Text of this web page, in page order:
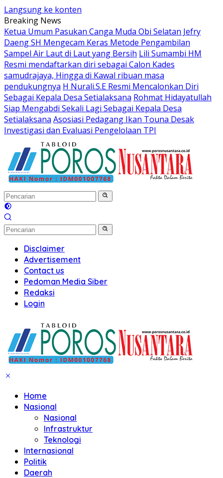
Langsung ke konten
Breaking News
Ketua Umum Pasukan Canga Muda Obi Selatan Jefry
Daeng SH Mengecam Keras Metode Pengambilan
Sampel Air Laut di Laut yang Bersih Lili Sumambi HM
Resmi mendaftarkan diri sebagai Calon Kades
samudrajaya, Hingga di Kawal ribuan masa
pendukungnya H Nurali.S.E Resmi Mencalonkan Diri
Sebagai Kepala Desa Setialaksana Rohmat Hidayatullah
Siap Mengabdi Sekali Lagi Sebagai Kepala Desa
Setialaksana Asosiasi Pedagang Ikan Touna Desak
Investigasi dan Evaluasi Pengelolaan TPI
Disclaimer
Advertisement
Contact us
Pedoman Media Siber
Redaksi
Login
Home
Nasional
Nasional
Infrastruktur
Teknologi
Internasional
Politik
Daerah